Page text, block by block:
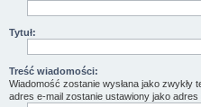
Tytuł:
Treść wiadomości:
Wiadomość zostanie wysłana jako
adres e-mail zostanie ustawiony jako adres